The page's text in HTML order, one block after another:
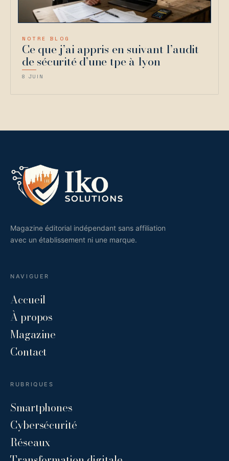
NOTRE BLOG
Ce que j’ai appris en suivant l’audit
de sécurité d’une tpe à lyon
8 JUIN
Magazine éditorial indépendant sans affiliation
avec un établissement ni une marque.
NAVIGUER
Accueil
À propos
Magazine
Contact
RUBRIQUES
Smartphones
Cybersécurité
Réseaux